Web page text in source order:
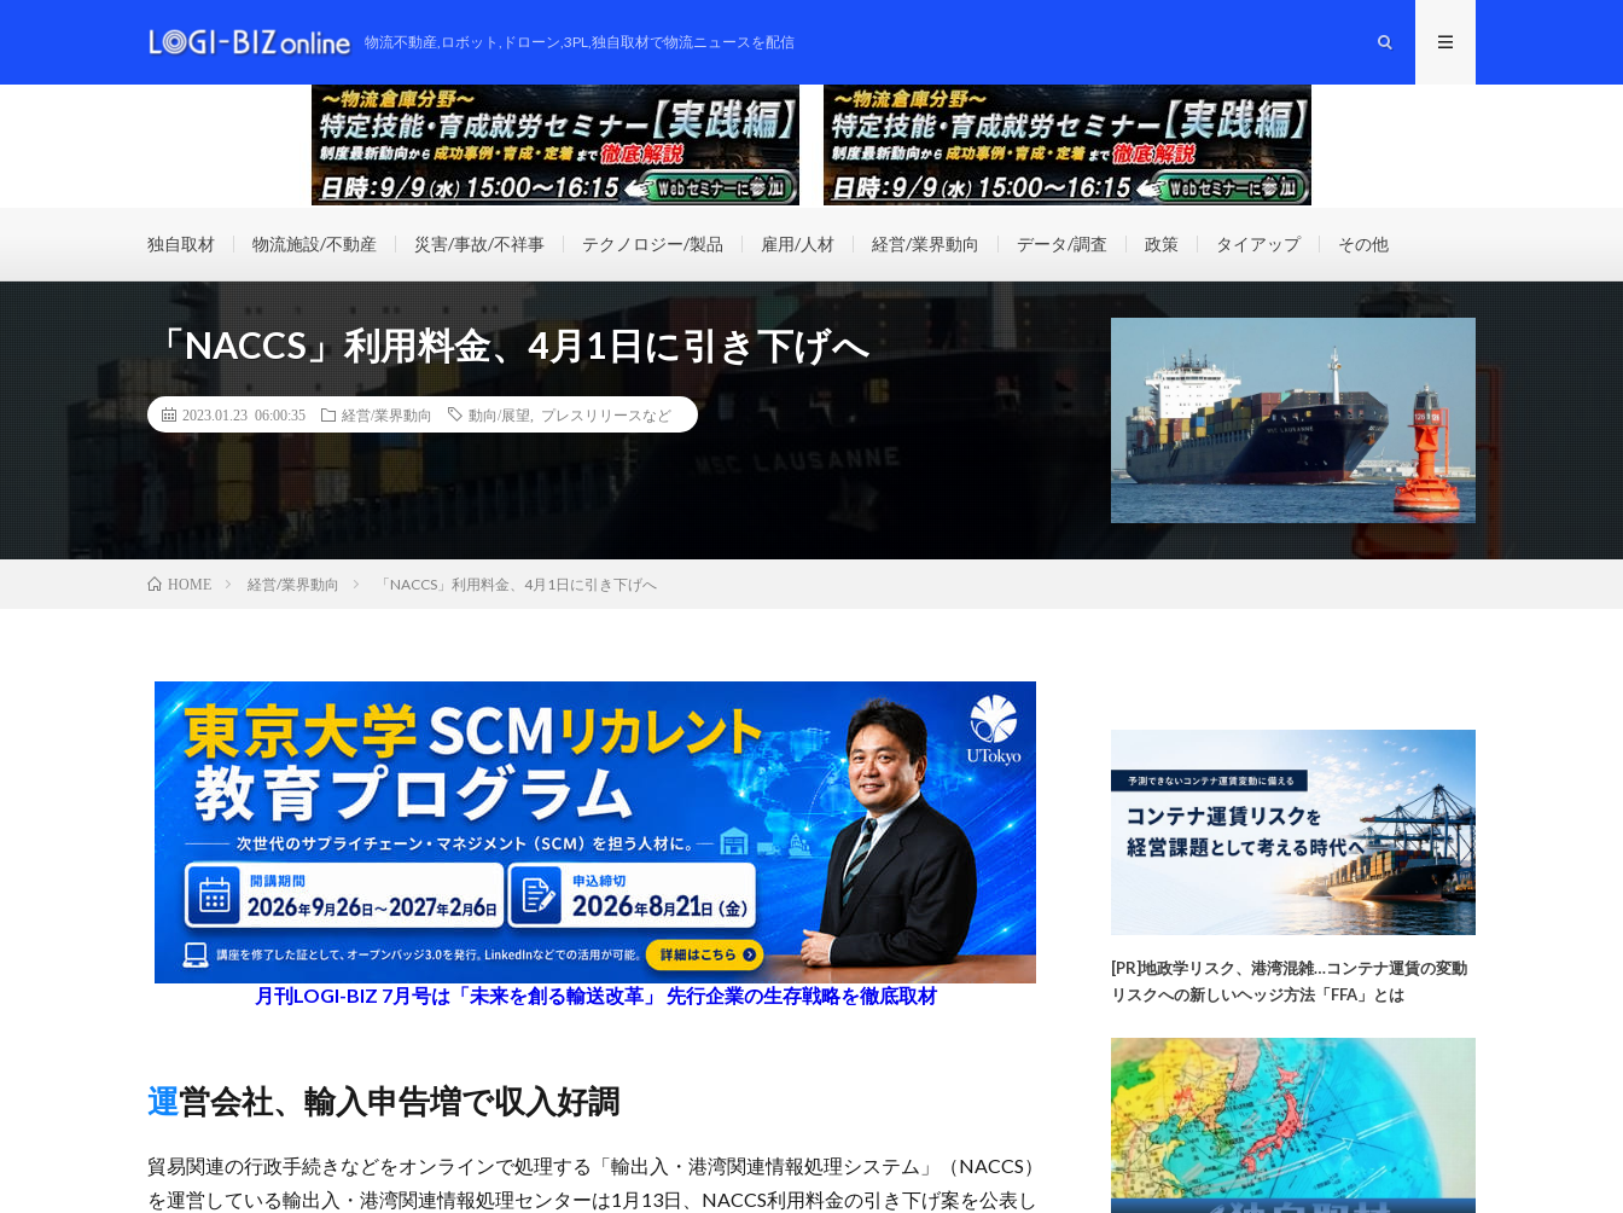
物流不動産,ロボット,ドローン,3PL,独自取材で物流ニュースを配信
独自取材 物流施設/不動産 災害/事故/不祥事 テクノロジー/製品 雇用/人材 経営/業界動向 データ/調査 政策 タイアップ その他
「NACCS」利用料金、4月1日に引き下げへ
2023.01.23 06:00:35 経営/業界動向 動向/展望 プレスリリースなど
HOME 経営/業界動向 「NACCS」利用料金、4月1日に引き下げへ
月刊LOGI-BIZ 7月号は「未来を創る輸送改革」 先行企業の生存戦略を徹底取材
運営会社、輸入申告増で収入好調
貿易関連の行政手続きなどをオンラインで処理する「輸出入・港湾関連情報処理システム」（NACCS）
を運営している輸出入・港湾関連情報処理センターは1月13日、NACCS利用料金の引き下げ案を公表し
[PR]地政学リスク、港湾混雑…コンテナ運賃の変動
リスクへの新しいヘッジ方法「FFA」とは